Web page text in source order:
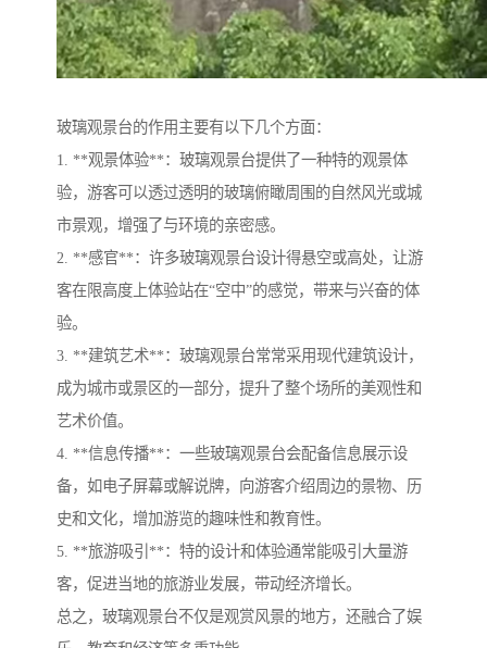
玻璃观景台的作用主要有以下几个方面：
1. **观景体验**：玻璃观景台提供了一种特的观景体
验，游客可以透过透明的玻璃俯瞰周围的自然风光或城
市景观，增强了与环境的亲密感。
2. **感官**：许多玻璃观景台设计得悬空或高处，让游
客在限高度上体验站在“空中”的感觉，带来与兴奋的体
验。
3. **建筑艺术**：玻璃观景台常常采用现代建筑设计，
成为城市或景区的一部分，提升了整个场所的美观性和
艺术价值。
4. **信息传播**：一些玻璃观景台会配备信息展示设
备，如电子屏幕或解说牌，向游客介绍周边的景物、历
史和文化，增加游览的趣味性和教育性。
5. **旅游吸引**：特的设计和体验通常能吸引大量游
客，促进当地的旅游业发展，带动经济增长。
总之，玻璃观景台不仅是观赏风景的地方，还融合了娱